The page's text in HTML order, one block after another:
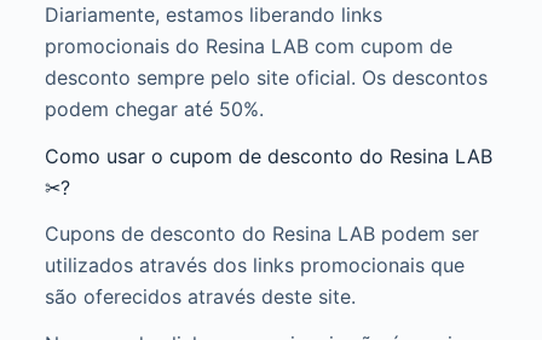
Diariamente, estamos liberando links
promocionais do Resina LAB com cupom de
desconto sempre pelo site oficial. Os descontos
podem chegar até 50%.
Como usar o cupom de desconto do Resina LAB
✂?
Cupons de desconto do Resina LAB podem ser
utilizados através dos links promocionais que
são oferecidos através deste site.